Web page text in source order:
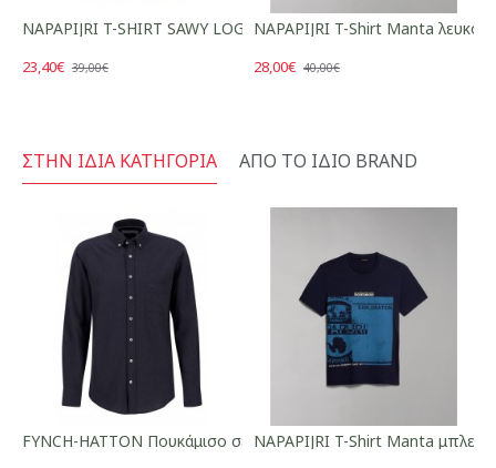
NAPAPIJRI T-SHIRT SAWY LOGO ΚΟΚΚΙΝΟ
23,40€ 39,00€
NAPAPIJRI T-Shirt Manta λευκό
28,00€ 40,00€
ΣΤΗΝ ΊΔΙΑ ΚΑΤΗΓΟΡΊΑ ΑΠΌ ΤΟ ΊΔΙΟ BRAND
FYNCH-HATTON Πουκάμισο σε casual-fit μπλεNAPAPIJRI T-Shirt Manta μπλε